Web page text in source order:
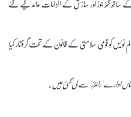
گٹھ جوڑ اور سازش کے الزامات عائد کیے گئے
55 برس کے کالم نویس کو قومی سلامتی کے قانون کے تحت گرفتار کیا
ادارے 'رائٹرز' سے لی گئی ہیں۔